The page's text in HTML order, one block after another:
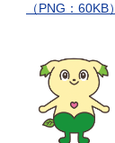
（PNG：60KB）